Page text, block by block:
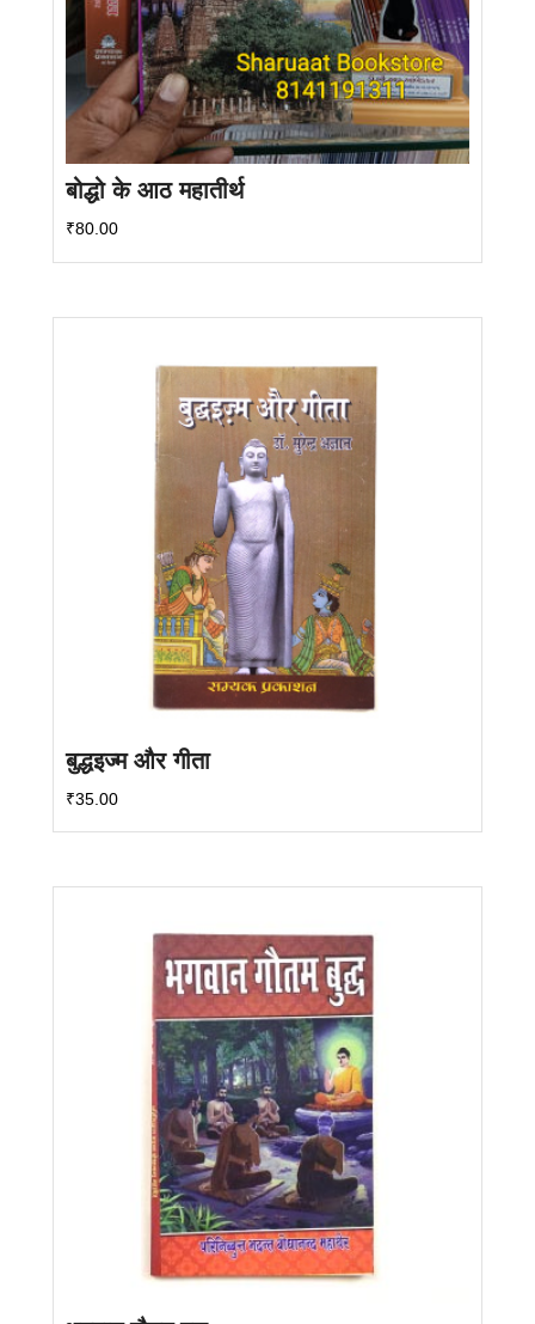
बोद्धो के आठ महातीर्थ
₹80.00
बुद्धइज्म और गीता
₹35.00